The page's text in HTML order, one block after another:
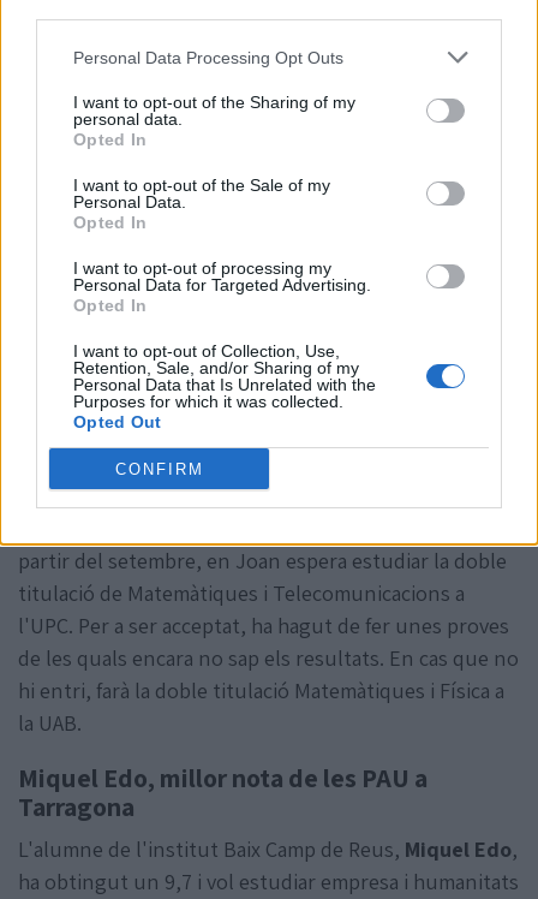
Personal Data Processing Opt Outs
I want to opt-out of the Sharing of my
personal data.
Opted In
I want to opt-out of the Sale of my
Personal Data.
Opted In
I want to opt-out of processing my
Personal Data for Targeted Advertising.
Opted In
I want to opt-out of Collection, Use,
Retention, Sale, and/or Sharing of my
Personal Data that Is Unrelated with the
Purposes for which it was collected.
Opted Out
CONFIRM
Tomàs Torralbo
, veí de Terrassa i alumne de
l’institut públic Torre del Palau, ha tret, junt amb tres
estudiants més, la millor nota de les PAU a la
demarcació de Barcelona amb un 9,80. Assegura que la
clau de la nota obtinguda ha estat ser constant
durant tot l’any i “no deixar-ho tot pel final”. El
Tomàs, que farà el doble grau de Física i Matemàtiques
de la UAB, destaca que el seu cas demostra que
l’educació pública “funciona”.
Joan Torrecillas
millor nota de la selectivitat a la comarca de Barcelona.
L'alumne és resident a Rubí i ha cursat els seus
partir del setembre, en Joan espera estudiar la doble
titulació de Matemàtiques i Telecomunicacions a
l'UPC. Per a ser acceptat, ha hagut de fer unes proves
de les quals encara no sap els resultats. En cas que no
hi entri, farà la doble titulació Matemàtiques i Física a
la UAB.
Miquel Edo, millor nota de les PAU a
Tarragona
L'alumne de l'institut Baix Camp de Reus, Miquel Edo,
ha obtingut un 9,7 i vol estudiar empresa i humanitats